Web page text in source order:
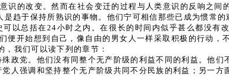
的改变。然而在社会变迁的过程与人类意识的反响之间
趋于保持所熟识的事物。他们宁可相信那些已成为惯常的
以总括在24小时之内。在很长的时间内似乎甚么都没有
开始想到自己，像自由的男女人一样采取积极的行动，
我们可以读下列的章节：
党。他们没有同整个无产阶级的利益不同的利益。他们
强调和坚持整个无产阶级共同不分民族的利益；另一方